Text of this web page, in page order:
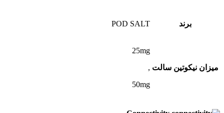
برند POD SALT
میزان نیکوتین سالت
25mg
,
50mg